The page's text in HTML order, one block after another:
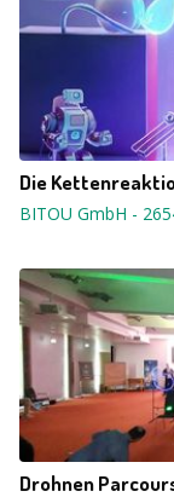
Die
BITOU GmbH -
Drohnen